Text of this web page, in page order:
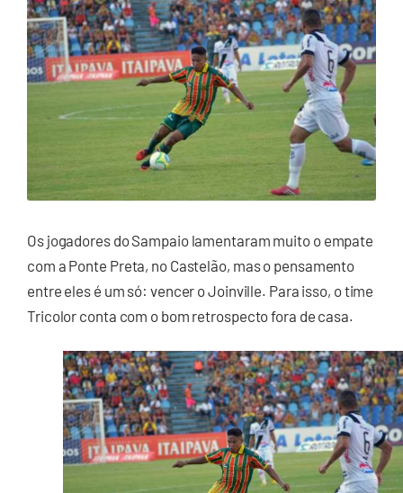
Os jogadores do Sampaio lamentaram muito o empate
com a Ponte Preta, no Castelão, mas o pensamento
entre eles é um só: vencer o Joinville. Para isso, o time
Tricolor conta com o bom retrospecto fora de casa.